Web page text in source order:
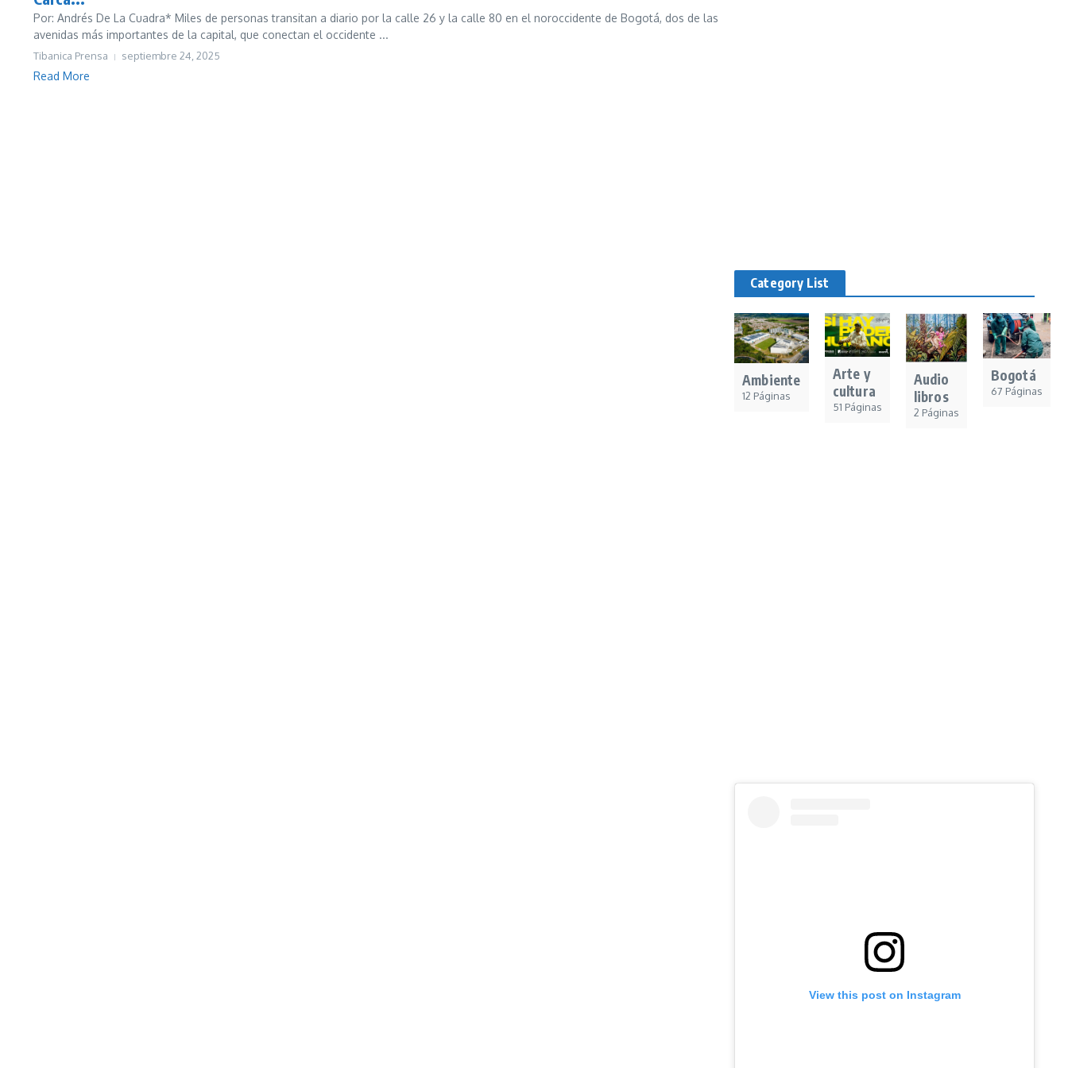
Por: Andrés De La Cuadra* Miles de personas transitan a diario por la calle 26 y la calle 80 en el noroccidente de Bogotá, dos de las
avenidas más importantes de la capital, que conectan el occidente ...
Tibanica Prensa septiembre 24, 2025
Read More
Category List
Ambiente
12 Páginas
Arte y
cultura
51 Páginas
Audio
libros
2 Páginas
Bogotá
67 Páginas
View this post on Instagram